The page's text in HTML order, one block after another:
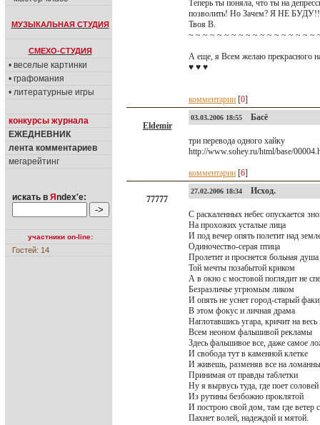
МУЗЫКАЛЬНАЯ СТУДИЯ
СМЕХО-СТУДИЯ
• веселые картинки
• графомания
• литературные игры
конкурсы журнала
ЕЖЕДНЕВНИК
лента комментариев
мегарейтинг
искать в Я ndex'е:
участники on-line:
Гостей: 14
Теперь ты поняла, что ты на
позволить! Но Зачем? Я НЕ
Твоя В.
~ ~ ~ ~ ~ ~ ~ ~ ~ ~ ~ ~ ~ ~ ~ ~ ~ ~
А еще, я Всем желаю прекрасного
♥ ♥ ♥
комментарии [0]
Eldemir
03.03.2006 18:55 Басё
три перевода одного хайку
http://www.sohey.ru/html/base/
комментарии [6]
77777
27.02.2006 18:34 Исход.
С раскаленных небес опускается
На прохожих усталые лица
И под вечер опять полетит над
Одиночество-серая птица
Пролетит и проснется больная душа
Той мечты позабытой криком
А в окно с мостовой поглядит не
Безразличье угрюмым ликом
И опять не уснет город-старый
В этом фокус и личная драма
Наглотавшись угара, кричит на
Всем неоном фальшивой рекламы
Здесь фальшивое все, даже самое
И свобода тут в каменной клетке
И живешь, разменяв все на
Принимая от правды таблетки
Ну я вырвусь туда, где поет соловей
Из рутины безбожно проклятой
И построю свой дом, там где ветер
Пахнет волей, надеждой и мятой.